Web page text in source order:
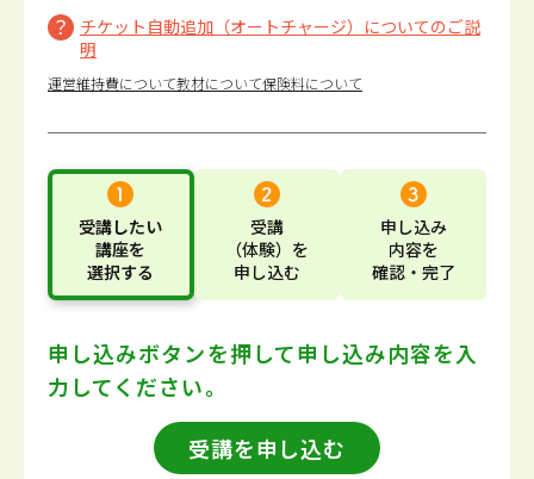
チケット自動追加（オートチャージ）についてのご説
明
運営維持費について教材について保険料について
受講したい
講座を
選択する
受講
（体験） を
申し込む
申し込み
内容を
確認・完了
申し込みボタンを押して申し込み内容を入
力してください。
受講を申し込む